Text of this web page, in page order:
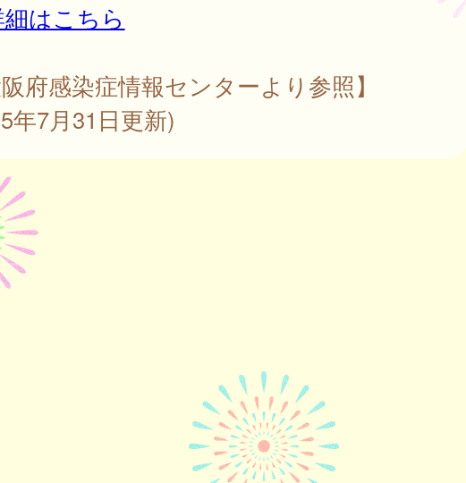
はこちら
府感染症情報センターより参照】
年7月31日更新)